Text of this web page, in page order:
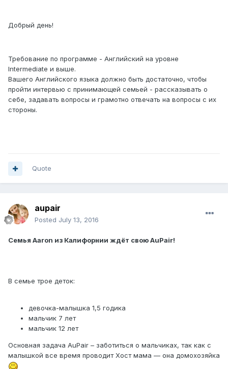
Добрый день!
Требование по программе - Английский на уровне
Intermediate и выше.
Вашего Английского языка должно быть достаточно, чтобы
пройти интервью с принимающей семьей - рассказывать о
себе, задавать вопросы и грамотно отвечать на вопросы с их
стороны.
Quote
aupair
Posted July 13, 2016
Семья Aaron из Калифорнии ждёт свою AuPair!
В семье трое деток:
девочка-малышка 1,5 годика
мальчик 7 лет
мальчик 12 лет
Основная задача AuPair – заботиться о мальчиках, так как с
малышкой все время проводит Хост мама — она домохозяйка